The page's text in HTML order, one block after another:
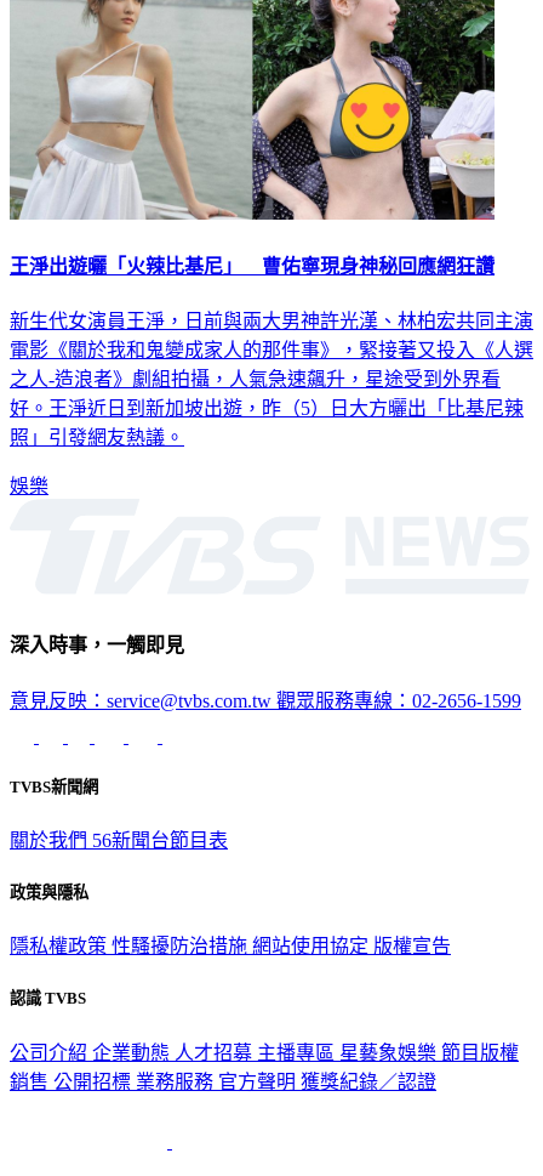
王淨出遊曬「火辣比基尼」 曹佑寧現身神秘回應網狂讚
新生代女演員王淨，日前與兩大男神許光漢、林柏宏共同主演
電影《關於我和鬼變成家人的那件事》，緊接著又投入《人選
之人-造浪者》劇組拍攝，人氣急速飆升，星途受到外界看
好。王淨近日到新加坡出遊，昨（5）日大方曬出「比基尼辣
照」引發網友熱議。
娛樂
深入時事，一觸即見
意見反映：service@tvbs.com.tw 觀眾服務專線：02-2656-1599
TVBS新聞網
關於我們 56新聞台節目表
政策與隱私
隱私權政策 性騷擾防治措施 網站使用協定 版權宣告
認識 TVBS
公司介紹 企業動態 人才招募 主播專區 星藝象娛樂 節目版權
銷售 公開招標 業務服務 官方聲明 獲獎紀錄／認證